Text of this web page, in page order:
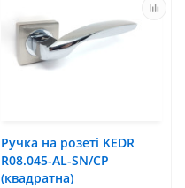
Ручка на розеті KEDR
R08.045-AL-SN/CP
(квадратна)